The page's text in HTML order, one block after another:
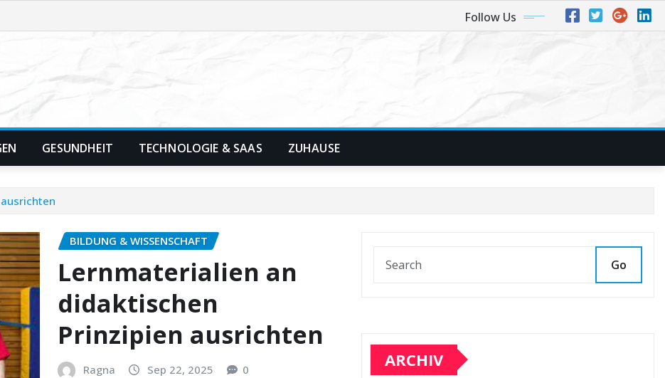
Follow Us
GESUNDHEIT TECHNOLOGIE & SAAS ZUHAUSE
BILDUNG & WISSENSCHAFT
Lernmaterialien an
didaktischen
Prinzipien ausrichten
Ragna Sep 22, 2025 0
Go
ARCHIV